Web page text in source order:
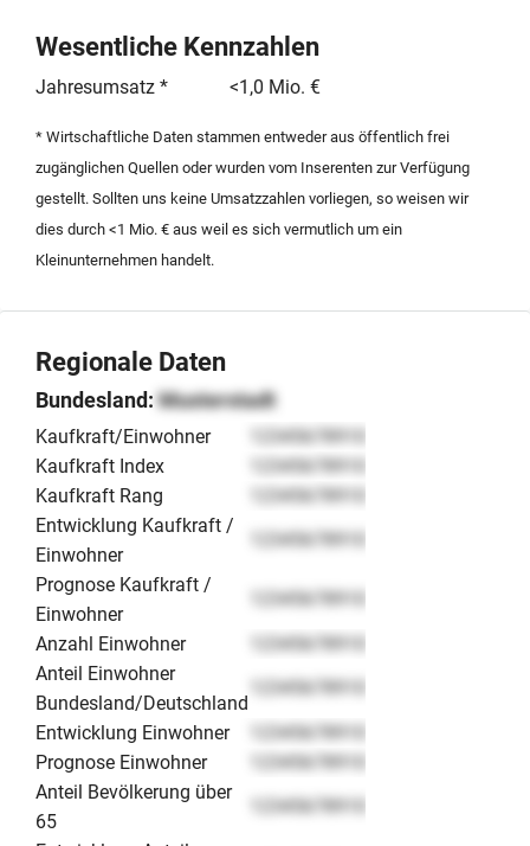
Wesentliche Kennzahlen
Jahresumsatz * <1,0 Mio. €
* Wirtschaftliche Daten stammen entweder aus öffentlich frei
zugänglichen Quellen oder wurden vom Inserenten zur Verfügung
gestellt. Sollten uns keine Umsatzzahlen vorliegen, so weisen wir
dies durch <1 Mio. € aus weil es sich vermutlich um ein
Kleinunternehmen handelt.
Regionale Daten
Bundesland:Musterstadt
Kaufkraft/Einwohner
12345678910
Kaufkraft Index
12345678910
Kaufkraft Rang
12345678910
Entwicklung Kaufkraft /
Einwohner
12345678910
Prognose Kaufkraft /
Einwohner
12345678910
Anzahl Einwohner
12345678910
Anteil Einwohner
Bundesland/Deutschland
12345678910
Entwicklung Einwohner
12345678910
Prognose Einwohner
12345678910
Anteil Bevölkerung über
65
12345678910